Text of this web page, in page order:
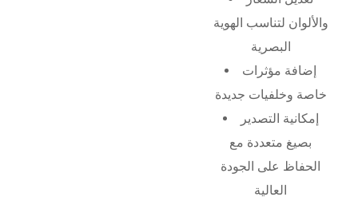
والألوان لتناسب الهوية
البصرية
إضافة مؤثرات
خاصة وخلفيات جديدة
إمكانية التصدير
بصيغ متعددة مع
الحفاظ على الجودة
العالية